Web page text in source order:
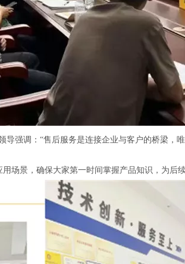
强调：“售后服务是连接企业与客户的桥梁，
场景，确保大家第一时间掌握产品知识，为后